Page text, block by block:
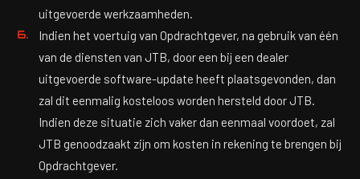
uitgevoerde werkzaamheden.
Indien het voertuig van Opdrachtgever, na gebruik van één
van de diensten van JTB, door een bij een dealer
uitgevoerde software-update heeft plaatsgevonden, dan
zal dit eenmalig kosteloos worden hersteld door JTB.
Indien deze situatie zich vaker dan eenmaal voordoet, zal
JTB genoodzaakt zijn om kosten in rekening te brengen bij
Opdrachtgever.